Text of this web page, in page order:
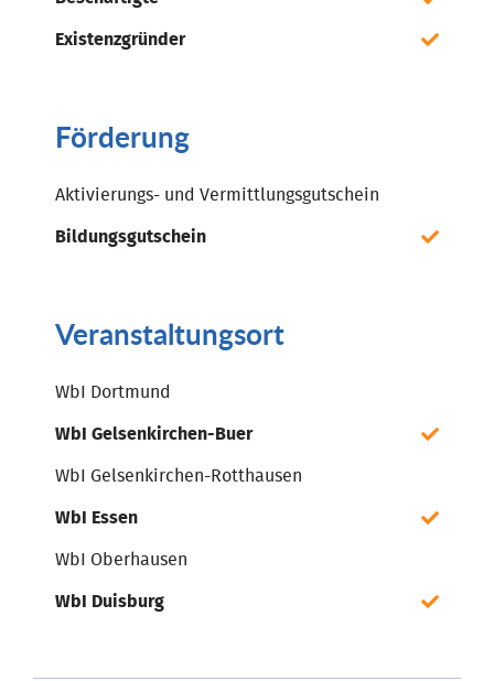
Existenzgründer
Förderung
Aktivierungs- und Vermittlungsgutschein
Bildungsgutschein
Veranstaltungsort
WbI Dortmund
WbI Gelsenkirchen-Buer
WbI Gelsenkirchen-Rotthausen
WbI Essen
WbI Oberhausen
WbI Duisburg